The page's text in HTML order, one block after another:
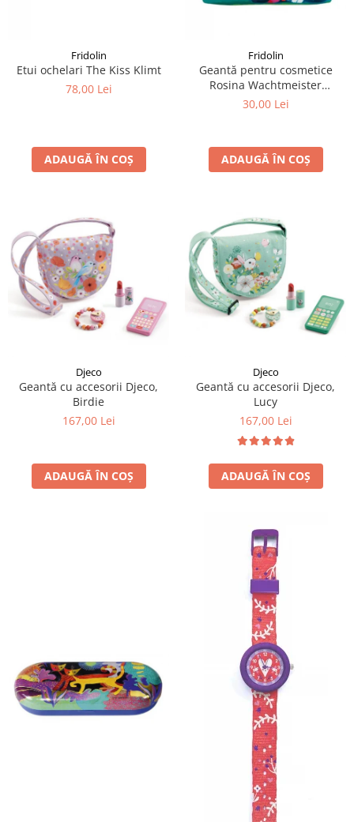
LEGO Architecture
LEGO Ideas
Fridolin
Etui ochelari The Kiss Klimt
78,00 Lei
ADAUGĂ ÎN COȘ
Fridolin
Geantă pentru cosmetice
Rosina Wachtmeister
Momenti di felicita
30,00 Lei
ADAUGĂ ÎN COȘ
Djeco
Geantă cu accesorii Djeco,
Birdie
167,00 Lei
ADAUGĂ ÎN COȘ
Djeco
Geantă cu accesorii Djeco,
Lucy
167,00 Lei
ADAUGĂ ÎN COȘ